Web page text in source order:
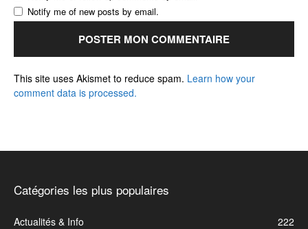
Notify me of new posts by email.
This site uses Akismet to reduce spam. Learn how your
comment data is processed.
Catégories les plus populaires
Actualités & Info
222